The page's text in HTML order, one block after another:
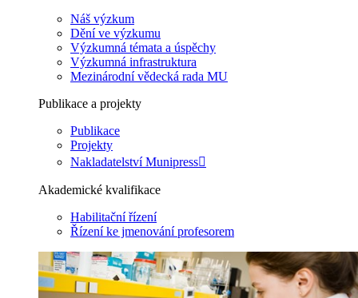
Náš výzkum
Dění ve výzkumu
Výzkumná témata a úspěchy
Výzkumná infrastruktura
Mezinárodní vědecká rada MU
Publikace a projekty
Publikace
Projekty
Nakladatelství Munipress
Akademické kvalifikace
Habilitační řízení
Řízení ke jmenování profesorem